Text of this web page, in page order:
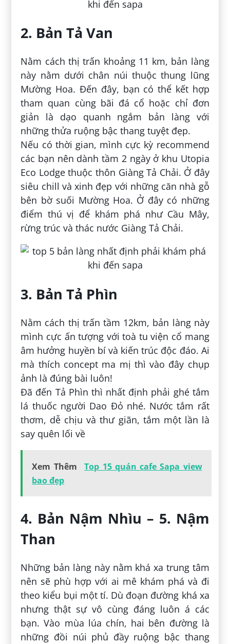
2. Bản Tả Van
Nằm cách thị trấn khoảng 11 km, bản làng
này nằm dưới chân núi thuộc thung lũng
Mường Hoa. Đến đây, bạn có thể kết hợp
tham quan cùng bãi đá cổ hoặc chỉ đơn
giản là dạo quanh ngắm bản làng với
những thửa ruộng bậc thang tuyệt đẹp.
Nếu có thời gian, mình cực kỳ recommend
các bạn nên dành tầm 2 ngày ở khu Utopia
Eco Lodge thuộc thôn Giàng Tả Chải. Ở đây
siêu chill và xinh đẹp với những căn nhà gỗ
bên bờ suối Mường Hoa. Ở đây có những
điểm thú vị để khám phá như Cầu Mây,
rừng trúc và thác nước Giàng Tả Chải.
3. Bản Tả Phìn
Nằm cách thị trấn tầm 12km, bản làng này
mình cực ấn tượng với toà tu viện cổ mang
âm hưởng huyền bí và kiến trúc độc đáo. Ai
mà thích concept ma mị thì vào đây chụp
ảnh là đúng bài luôn!
Đã đến Tả Phìn thì nhất định phải ghé tắm
lá thuốc người Dao Đỏ nhé. Nước tắm rất
thơm, dễ chịu và thư giãn, tắm một lần là
say quên lối về
Xem Thêm
Top 15 quán cafe Sapa view
bao đẹp
4. Bản Nậm Nhìu – 5. Nậm
Than
Những bản làng này nằm khá xa trung tâm
nên sẽ phù hợp với ai mê khám phá và đi
theo kiểu bụi một tí. Dù đoạn đường khá xa
nhưng thật sự vô cùng đáng luôn á các
bạn. Vào mùa lúa chín, hai bên đường là
những đồi núi phủ đầy ruộng bậc thang